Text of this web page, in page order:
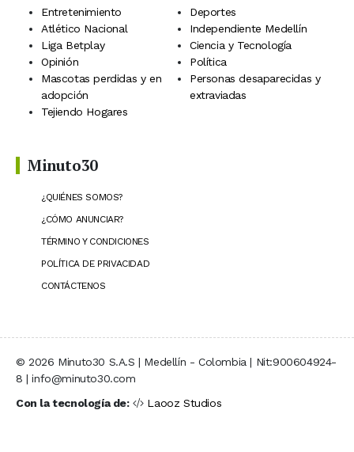
Entretenimiento
Deportes
Atlético Nacional
Independiente Medellín
Liga Betplay
Ciencia y Tecnología
Opinión
Política
Mascotas perdidas y en
adopción
Personas desaparecidas y
extraviadas
Tejiendo Hogares
Minuto30
¿QUIÉNES SOMOS?
¿CÓMO ANUNCIAR?
TÉRMINO Y CONDICIONES
POLÍTICA DE PRIVACIDAD
CONTÁCTENOS
© 2026 Minuto30 S.A.S | Medellín - Colombia | Nit:900604924-
8 | info@minuto30.com
Con la tecnología de:
Laooz Studios